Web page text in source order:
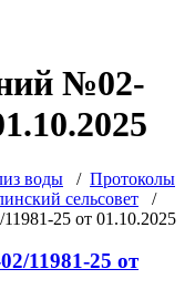
№02-
воды / Протоколы
сельсовет /
25 от 01.10.2025
11981-25 от